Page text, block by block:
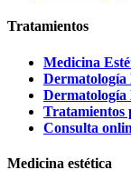
Tratamientos
Medicina
Dermatología
Tratamientos
Consulta
Medicina estética